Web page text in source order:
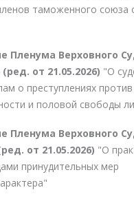
таможенного союза
Пленума Верховного
(ред. от 21.05.2026) "О
о преступлениях
и половой свободы
Пленума Верховного
от 21.05.2026) "О
принудительных мер